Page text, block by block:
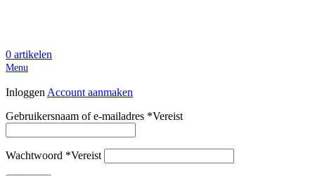
0 artikelen
Menu
Inloggen Account aanmaken
Gebruikersnaam of e-mailadres *Vereist
Wachtwoord *Vereist